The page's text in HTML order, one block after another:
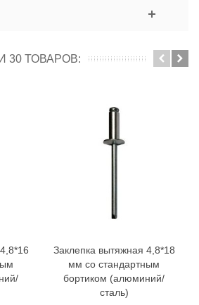
30 ТОВАРОВ:
Заклепка вытяжная 4,8*18
мм со стандартным
бортиком (алюминий/
сталь)